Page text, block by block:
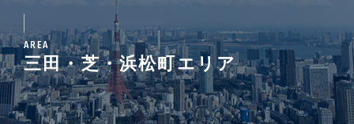
AREA
三田・芝・浜松町エリア